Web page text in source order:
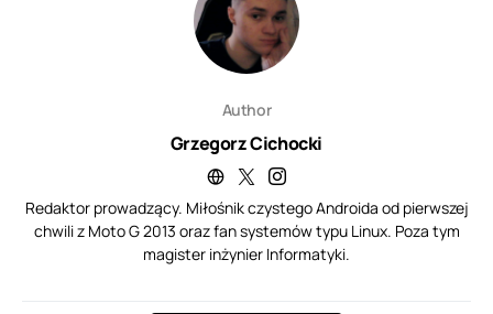
Author
Grzegorz Cichocki
Redaktor prowadzący. Miłośnik czystego Androida od pierwszej
chwili z Moto G 2013 oraz fan systemów typu Linux. Poza tym
magister inżynier Informatyki.